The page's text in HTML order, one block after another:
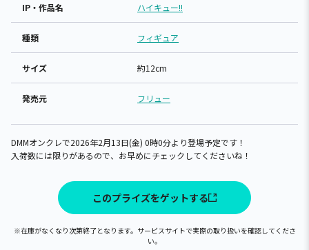
IP・作品名 ハイキュー!!
種類 フィギュア
サイズ 約12cm
発売元 フリュー
DMMオンクレで2026年2月13日(金) 0時0分より登場予定です！
入荷数には限りがあるので、お早めにチェックしてくださいね！
このプライズをゲットする
※在庫がなくなり次第終了となります。サービスサイトで実際の取り扱いを確認してくださ
い。